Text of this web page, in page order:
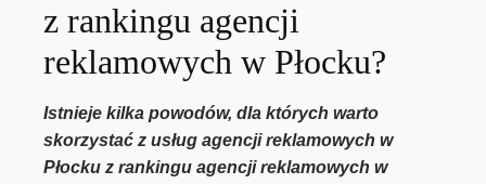
z rankingu agencji
reklamowych w Płocku?
Istnieje kilka powodów, dla których warto
skorzystać z usług agencji reklamowych w
Płocku z rankingu agencji reklamowych w